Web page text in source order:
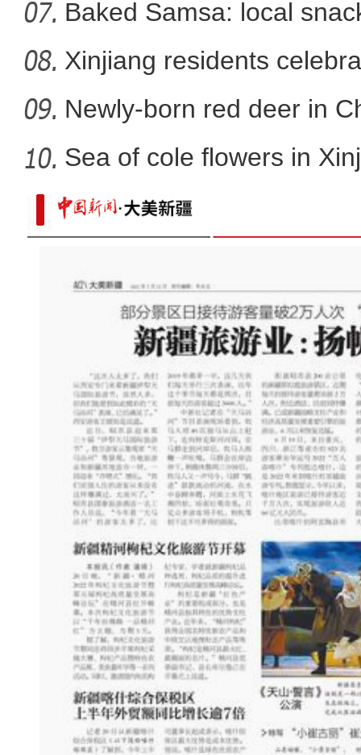
实拍天山雪莲
Baked Samsa: local
Xinjiang residents
Newly-born red deer in
Sea of cole flowers in